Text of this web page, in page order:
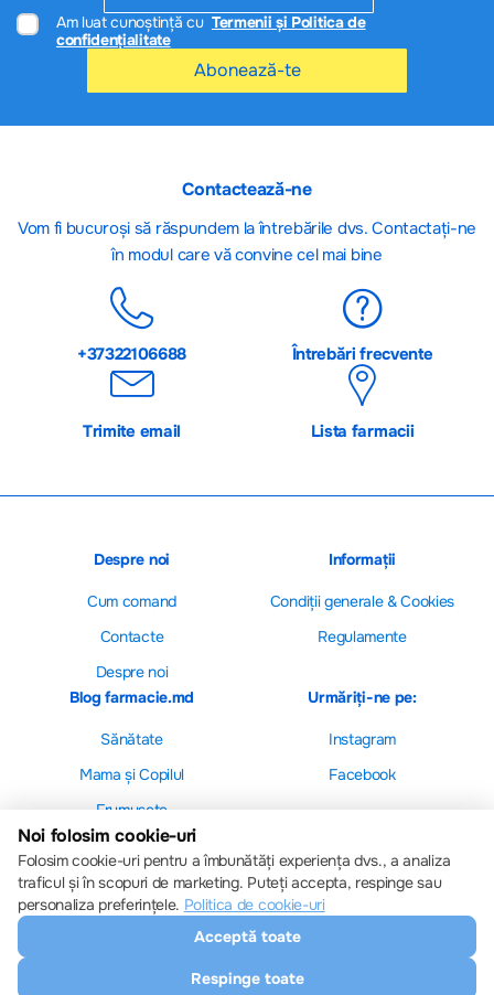
Am luat cunoștință cu Termenii și Politica de
confidențialitate
Abonează-te
Contactează-ne
Vom fi bucuroși să răspundem la întrebările dvs. Contactați-ne
în modul care vă convine cel mai bine
+37322106688 Întrebări frecvente
Trimite email Lista farmacii
Despre noi
Cum comand
Contacte
Despre noi
Informații
Сondiții generale & Cookies
Regulamente
Blog farmacie.md
Sănătate
Mama și Copilul
Frumusețe
Urmăriți-ne pe:
Instagram
Facebook
Farmacie.md
Setări cookie-uri
Politica de cookie-uri
Noi folosim cookie-uri
Folosim cookie-uri pentru a îmbunătăți experiența dvs., a analiza
traficul și în scopuri de marketing. Puteți accepta, respinge sau
personaliza preferințele. Politica de cookie-uri
Acceptă toate
Respinge toate